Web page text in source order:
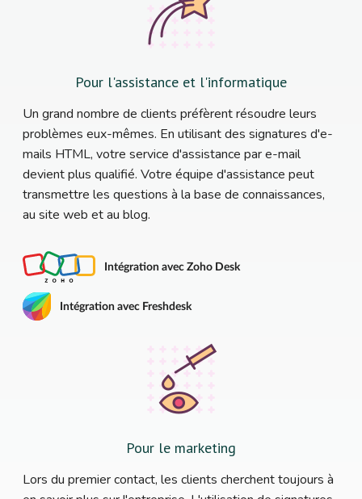
Pour l'assistance et l'informatique
Un grand nombre de clients préfèrent résoudre leurs
problèmes eux-mêmes. En utilisant des signatures d'e-
mails HTML, votre service d'assistance par e-mail
devient plus qualifié. Votre équipe d'assistance peut
transmettre les questions à la base de connaissances,
au site web et au blog.
Intégration avec Zoho Desk
Intégration avec Freshdesk
Pour le marketing
Lors du premier contact, les clients cherchent toujours à